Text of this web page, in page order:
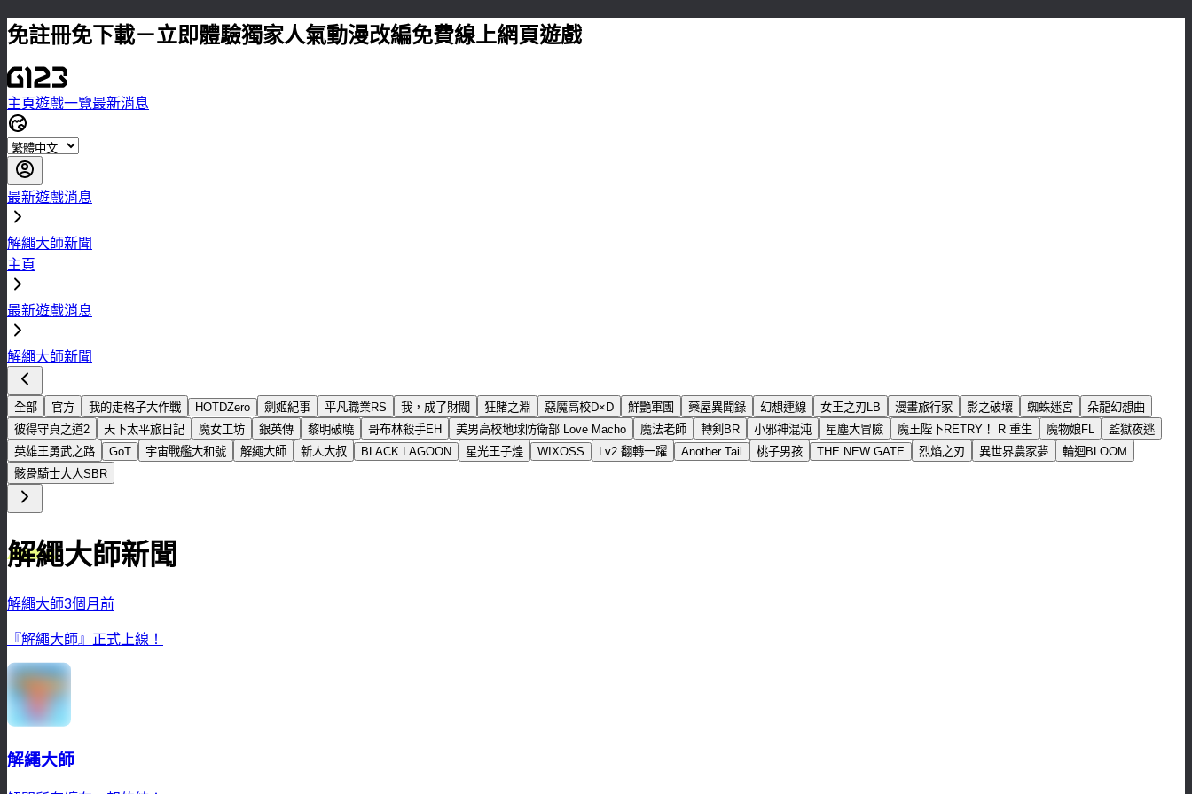
免註冊免下載－立即體驗獨家人氣動漫改編免費線上網頁遊戲
主頁遊戲一覽最新消息
最新遊戲消息
解繩大師新聞
主頁
最新遊戲消息
解繩大師新聞
全部 官方 我的走格子大作戰 HOTDZero 劍姬紀事 平凡職業RS 我，成了財閥 狂賭之淵 惡魔高校D×D 鮮艷軍團 藥屋異聞錄 幻想連線 女王之刃LB 漫畫旅行家 影之破壞 蜘蛛迷宮
朵龍幻想曲
彼得守貞之道2
天下太平旅日記 魔女工坊 銀英傳 黎明破曉 哥布林殺手EH 美男高校地球防衛部 Love Macho 魔法老師 轉剣BR 小邪神混沌 星塵大冒險 魔王陛下RETRY！ R 重生 魔物娘FL
監獄夜逃
英雄王勇武之路
GoT 宇宙戰艦大和號 解繩大師 新人大叔 BLACK LAGOON 星光王子煌 WIXOSS Lv2 翻轉一躍 Another Tail 桃子男孩 THE NEW GATE 烈焰之刃 異世界農家夢
輪迴BLOOM
骸骨騎士大人SBR
解繩大師新聞
解繩大師3個月前
『解繩大師』正式上線！
解繩大師